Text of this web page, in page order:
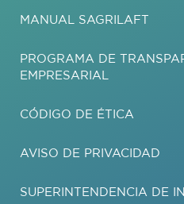
MANUAL SAGRILAFT
PROGRAMA DE
EMPRESARIAL
CÓDIGO DE ÉTICA
AVISO DE PRIVACIDAD
SUPERINTENDENCIA DE